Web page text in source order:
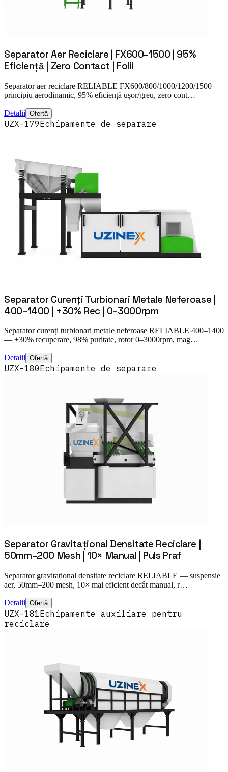
Separator Aer Reciclare | FX600–1500 | 95%
Eficiență | Zero Contact | Folii
Separator aer reciclare RELIABLE FX600/800/1000/1200/1500 —
principiu aerodinamic, 95% eficiență ușor/greu, zero cont…
Detalii Ofertă
UZX-179Echipamente de separare
Separator Curenți Turbionari Metale Neferoase |
400–1400 | +30% Rec | 0–3000rpm
Separator curenți turbionari metale neferoase RELIABLE 400–1400
— +30% recuperare, 98% puritate, rotor 0–3000rpm, mag…
Detalii Ofertă
UZX-180Echipamente de separare
Separator Gravitațional Densitate Reciclare |
50mm–200 Mesh | 10× Manual | Puls Praf
Separator gravitațional densitate reciclare RELIABLE — suspensie
aer, 50mm–200 mesh, 10× mai eficient decât manual, r…
Detalii Ofertă
UZX-181Echipamente auxiliare pentru
reciclare